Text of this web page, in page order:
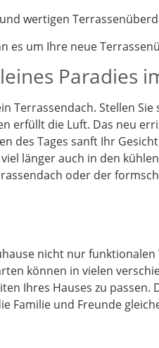
wertigen
um Ihre neue
Paradies
Terrassendach. Stellen
erfüllt die Luft. Das neu
des Tages sanft Ihr
länger auch in den
oder der
nicht nur
können in vielen
Ihres Hauses zu
Familie und Freunde